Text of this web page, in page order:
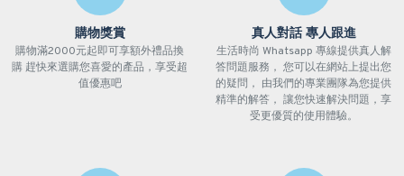
購物獎賞
購物滿2000元起即可享額外禮品換
購 趕快來選購您喜愛的產品，享受超
值優惠吧
真人對話 專人跟進
生活時尚 Whatsapp 專線提供真人解
答問題服務， 您可以在網站上提出您
的疑問， 由我們的專業團隊為您提供
精準的解答， 讓您快速解決問題，享
受更優質的使用體驗。